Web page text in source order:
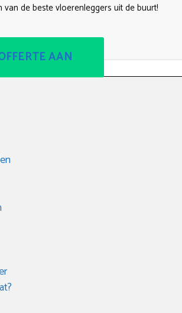
de beste vloerenleggers uit de buurt!
AAN